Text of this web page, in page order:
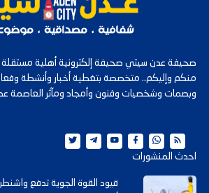
صحيفة عدن سيتي صحيفة إلكترونية أهلية مستقلة
منكم وإليكم.. متخصصة بتغطية أخبار وأنشطة
وبصمات وشخصيات وفنون وأمجاد ومآثر العاصمة
احدث المنشورات
قيود القوة الجوية تدفع